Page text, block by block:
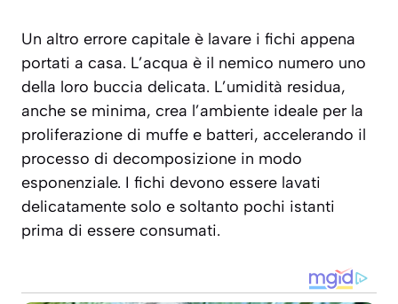
Un altro errore capitale è lavare i fichi appena
portati a casa. L’acqua è il nemico numero uno
della loro buccia delicata. L’umidità residua,
anche se minima, crea l’ambiente ideale per la
proliferazione di muffe e batteri, accelerando il
processo di decomposizione in modo
esponenziale. I fichi devono essere lavati
delicatamente solo e soltanto pochi istanti
prima di essere consumati.